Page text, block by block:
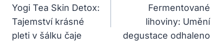
Pro
Příspěvek
Yogi Tea Skin Detox:
Tajemství krásné
pleti v šálku čaje
Fermentované
lihoviny: Umění
degustace odhaleno